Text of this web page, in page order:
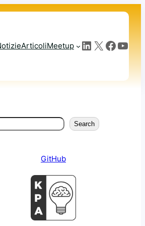
ArticoliMeetup LinkedIn X Facebook YouTube
Search
GitHub